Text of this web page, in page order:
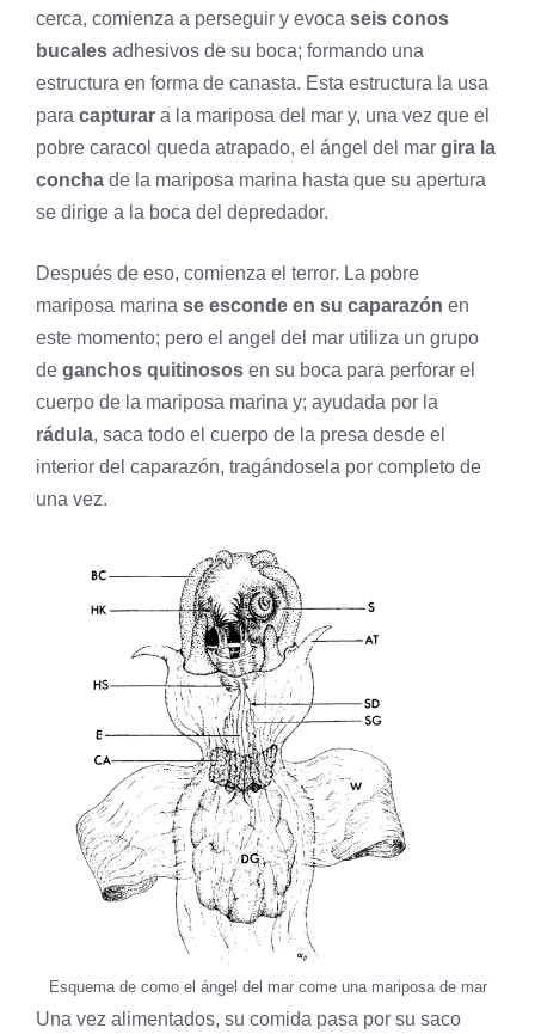
cerca, comienza a perseguir y evoca seis conos
bucales adhesivos de su boca; formando una
estructura en forma de canasta. Esta estructura la usa
para capturar a la mariposa del mar y, una vez que el
pobre caracol queda atrapado, el ángel del mar gira la
concha de la mariposa marina hasta que su apertura
se dirige a la boca del depredador.
Después de eso, comienza el terror. La pobre
mariposa marina se esconde en su caparazón en
este momento; pero el angel del mar utiliza un grupo
de ganchos quitinosos en su boca para perforar el
cuerpo de la mariposa marina y; ayudada por la
rádula, saca todo el cuerpo de la presa desde el
interior del caparazón, tragándosela por completo de
una vez.
Esquema de como el ángel del mar come una mariposa de mar
Una vez alimentados, su comida pasa por su saco